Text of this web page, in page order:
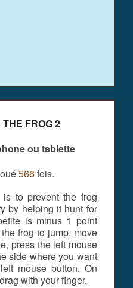
FROG 2
ou tablette
566fois.
to prevent the frog
by helping it hunt for
is minus 1 point
frog to jump, move
press the left mouse
side where you want
mouse button. On
with your finger.